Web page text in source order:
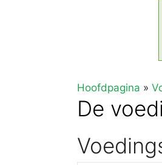
Hoofdpagina »
De